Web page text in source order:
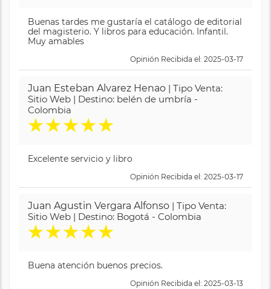
Buenas tardes me gustaría el catálogo de editorial
del magisterio. Y libros para educación. Infantil.
Muy amables
Opinión Recibida el: 2025-03-17
Juan Esteban Alvarez Henao | Tipo Venta:
Sitio Web | Destino: belén de umbría -
Colombia
★★★★★
Excelente servicio y libro
Opinión Recibida el: 2025-03-17
Juan Agustin Vergara Alfonso | Tipo Venta:
Sitio Web | Destino: Bogotá - Colombia
★★★★★
Buena atención buenos precios.
Opinión Recibida el: 2025-03-13